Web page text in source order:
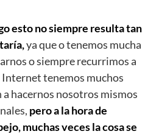
esto no siempre resulta tan
ya que o tenemos mucha
o siempre recurrimos a
Internet tenemos muchos
a hacernos nosotros mismos
pero a la hora de
muchas veces la cosa se